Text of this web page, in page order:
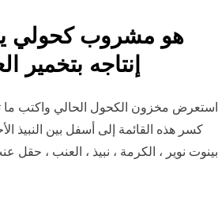
استعرض مخزون الكحول الحالي واكتب ما
كسر هذه القائمة إلى أسفل بين النبيذ
بينوت نوير ، الكرمة ، نبيذ ، العنب ،